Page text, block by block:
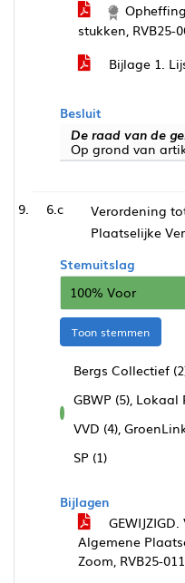
stukken, RVB25-
Bijlage 1.
Besluit
De raad van de
Op grond van
6.c
Verordening
Plaatselijke
Stemuitslag
100% Voor
Toon stemmen
voor
Bergs Collectief
GBWP (5), Lokaal
VVD (4),
SP (1)
Bijlagen
Algemene
Zoom, RVB25-